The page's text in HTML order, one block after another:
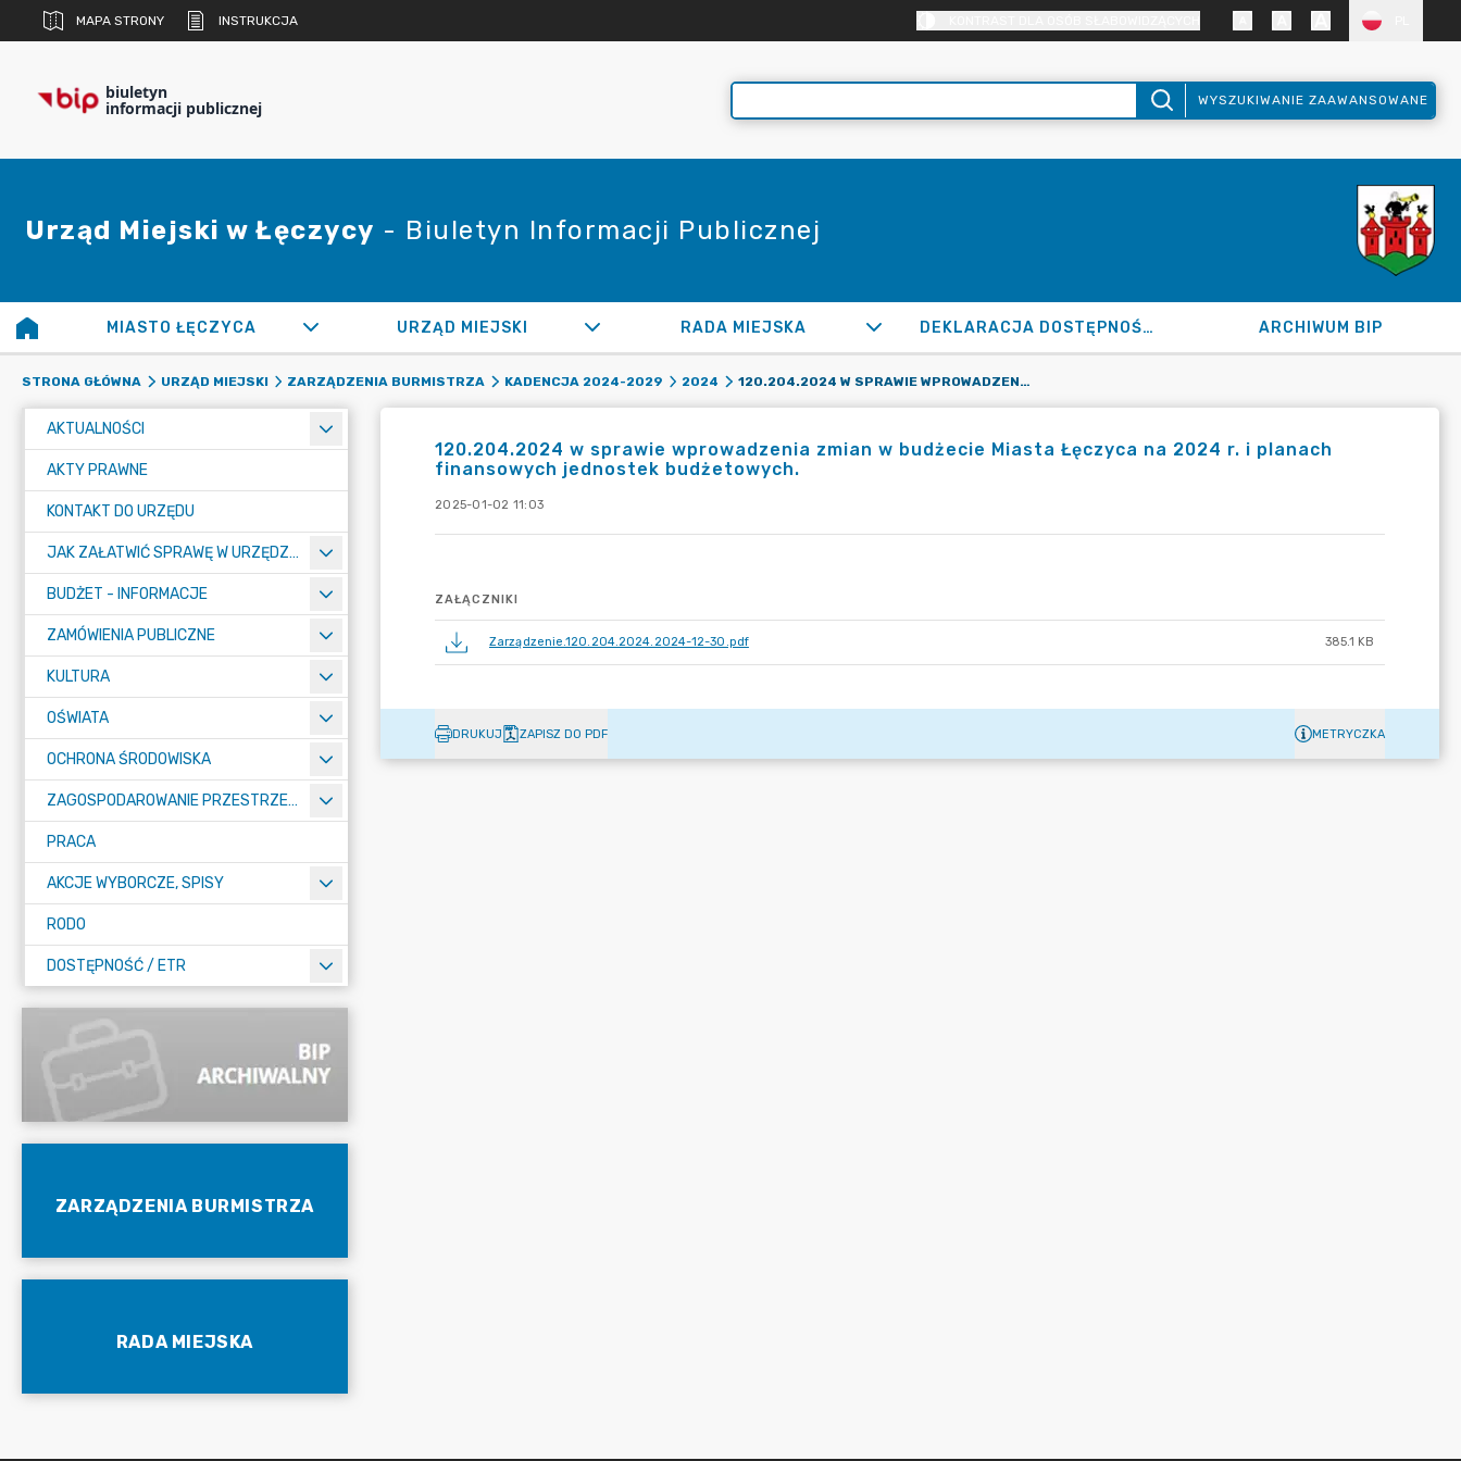
MAPA STRONY INSTRUKCJA
biuletyn
informacji publicznej WYSZUKIWANIE ZAAWANSOWANE
Urząd Miejski w Łęczycy - Biuletyn Informacji Publicznej
MIASTO ŁĘCZYCA URZĄD MIEJSKI RADA MIEJSKA DEKLARACJA DOSTĘPNOŚCI ARCHIWUM BIP
STRONA GŁÓWNA URZĄD MIEJSKI ZARZĄDZENIA BURMISTRZA KADENCJA 2024-2029 2024 120.204.2024 W SPRAWIE WPROWADZENIA ZMIAN W BUDŻECIE MIASTA ŁĘCZYCA NA 2024 R. I PLANACH FINANSOWYCH JEDNOSTEK BUDŻETOWYCH.
AKTUALNOŚCI
AKTY PRAWNE
KONTAKT DO URZĘDU
JAK ZAŁATWIĆ SPRAWĘ W URZĘDZIE
BUDŻET - INFORMACJE
ZAMÓWIENIA PUBLICZNE
KULTURA
OŚWIATA
OCHRONA ŚRODOWISKA
ZAGOSPODAROWANIE PRZESTRZENNE
PRACA
AKCJE WYBORCZE, SPISY
RODO
DOSTĘPNOŚĆ / ETR
ZARZĄDZENIA BURMISTRZA
RADA MIEJSKA
120.204.2024 w sprawie wprowadzenia zmian w budżecie Miasta Łęczyca na 2024 r. i planach
finansowych jednostek budżetowych.
2025-01-02 11:03
ZAŁĄCZNIKI
Zarządzenie.120.204.2024.2024-12-30.pdf 385.1 KB
DRUKUJ ZAPISZ DO PDF METRYCZKA